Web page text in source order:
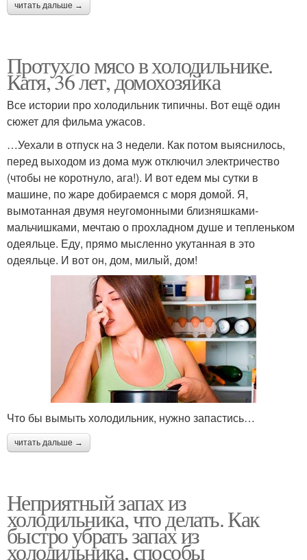
читать дальше →
Протухло мясо в холодильнике.
Катя, 36 лет, домохозяйка
Все истории про холодильник типичны. Вот ещё один
сюжет для фильма ужасов.
…Уехали в отпуск на 3 недели. Как потом выяснилось,
перед выходом из дома муж отключил электричество
(чтобы не коротнуло, ага!). И вот едем мы сутки в
машине, по жаре добираемся с моря домой. Я,
вымотанная двумя неугомонными близняшками-
мальчишками, мечтаю о прохладном душе и тепленьком
одеяльце. Еду, прямо мысленно укутанная в это
одеяльце. И вот он, дом, милый, дом!
Что бы вымыть холодильник, нужно запастись…
читать дальше →
Неприятный запах из
холодильника, что делать. Как
быстро убрать запах из
холодильника, способы